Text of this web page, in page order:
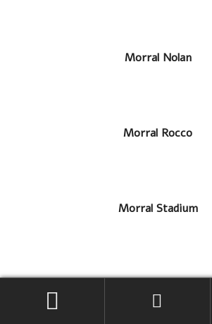
LEER MÁS
Morral Hipy
LEER MÁS
Morral Nolan
LEER MÁS
Morral Rocco
LEER MÁS